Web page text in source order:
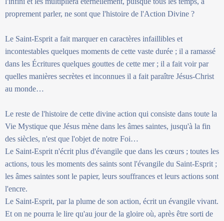
proprement parler, ne sont que l'histoire de l'Action Divine ?
Le Saint-Esprit a fait marquer en caractères infaillibles et
incontestables quelques moments de cette vaste durée ; il a ramassé
dans les Écritures quelques gouttes de cette mer ; il a fait voir par
quelles manières secrètes et inconnues il a fait paraître Jésus-Christ
au monde…
Le reste de l'histoire de cette divine action qui consiste dans toute la
Vie Mystique que Jésus mène dans les âmes saintes, jusqu'à la fin
des siècles, n'est que l'objet de notre Foi…
Le Saint-Esprit n'écrit plus d'évangile que dans les cœurs ; toutes les
actions, tous les moments des saints sont l'évangile du Saint-Esprit ;
les âmes saintes sont le papier, leurs souffrances et leurs actions sont
l'encre.
Le Saint-Esprit, par la plume de son action, écrit un évangile vivant.
Et on ne pourra le lire qu'au jour de la gloire où, après être sorti de